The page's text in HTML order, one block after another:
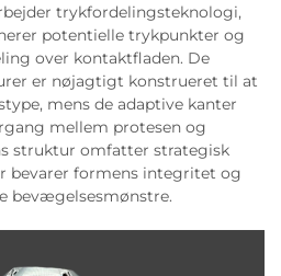
trykfordelingsteknologi,
potentielle trykpunkter og
over kontaktfladen. De
er nøjagtigt konstrueret til at
mens de adaptive kanter
mellem protesen og
struktur omfatter strategisk
bevarer formens integritet og
bevægelsesmønstre.